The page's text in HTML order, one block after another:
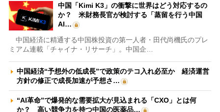
中国「Kimi K3」の衝撃に世界はどう対応するの
か？ 米財務長官が検討する「蒸留を行う中国
AI…
中国経済に精通する中国株投資の第一人者・田代尚機氏のプレ
ミアム連載「チャイナ・リサーチ」。中国企…
中国経済“予想外の低成長”で政策のテコ入れ必至か 経済運営
方針の修正で成長加速が予想さ…
“AI革命”で爆発的な需要拡大が見込まれる「CXO」とは何
か？ 高い競争力を持つ中国の医薬品…